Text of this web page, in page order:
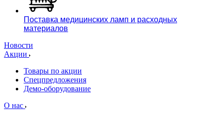
Поставка медицинских ламп и расходных
материалов
Новости
Акции
Товары по акции
Спецпредложения
Демо-оборудование
О нас